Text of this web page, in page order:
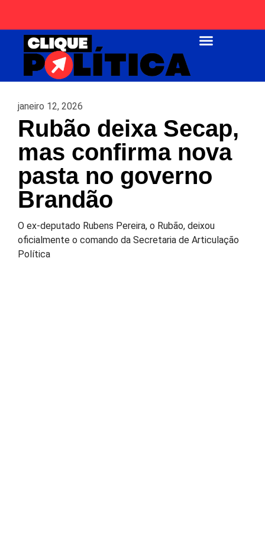
janeiro 12, 2026
Rubão deixa Secap,
mas confirma nova
pasta no governo
Brandão
O ex-deputado Rubens Pereira, o Rubão, deixou
oficialmente o comando da Secretaria de Articulação
Política